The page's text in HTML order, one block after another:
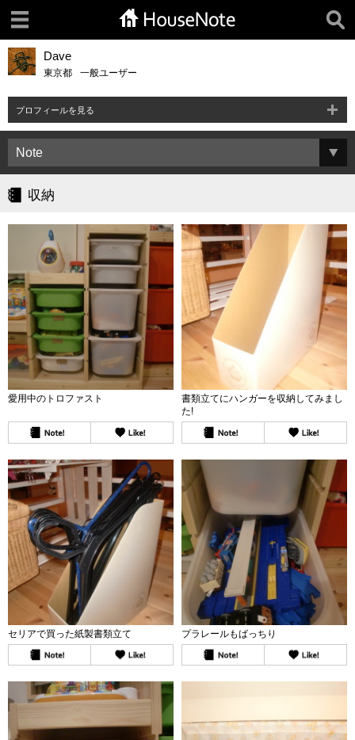
Dave
東京都 一般ユーザー
プロフィールを見る
収納
愛用中のトロファスト
書類立てにハンガーを収納してみまし
た!
セリアで買った紙製書類立て プラレールもばっちり